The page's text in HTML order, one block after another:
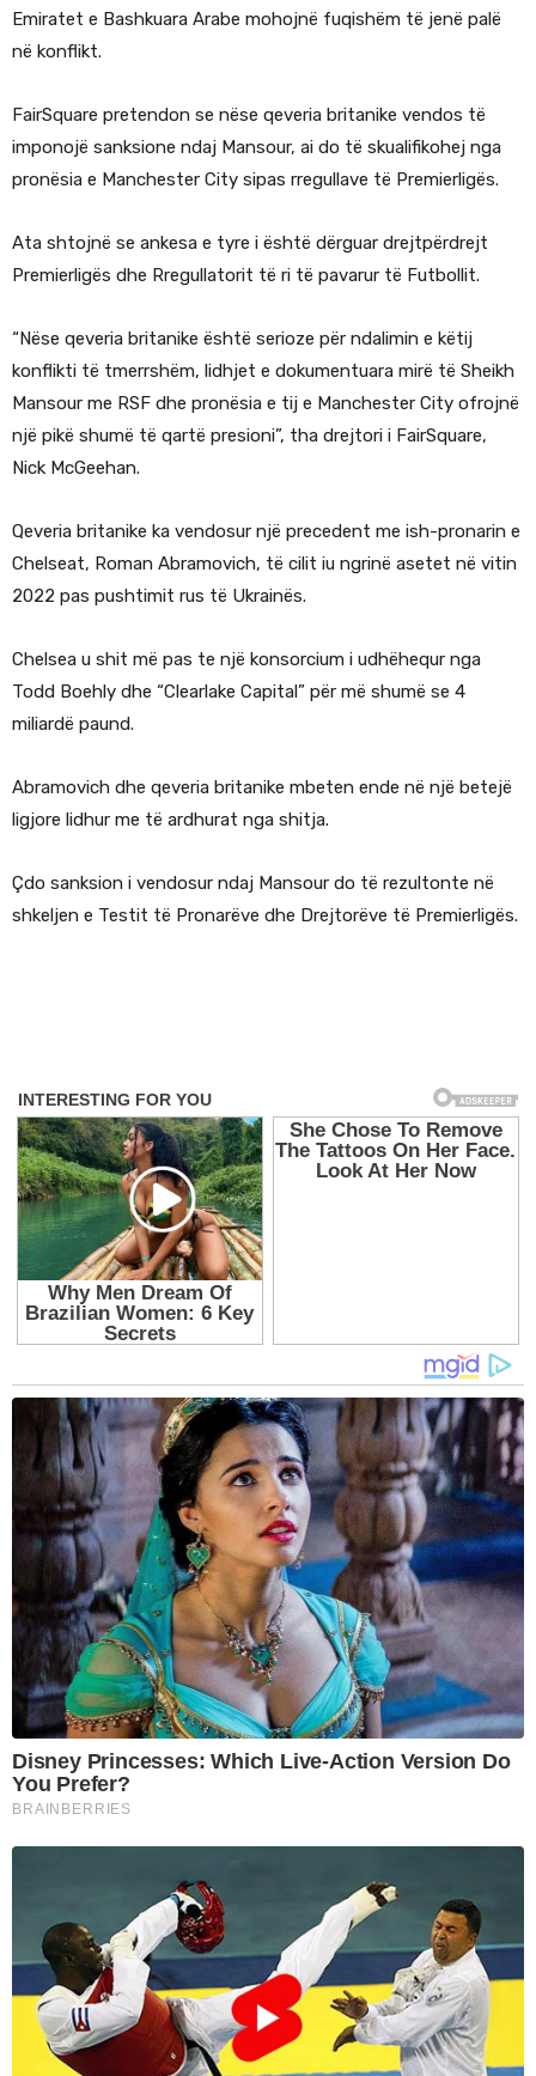
Emiratet e Bashkuara Arabe mohojnë fuqishëm të jenë palë
në konflikt.
FairSquare pretendon se nëse qeveria britanike vendos të
imponojë sanksione ndaj Mansour, ai do të skualifikohej nga
pronësia e Manchester City sipas rregullave të Premierligës.
Ata shtojnë se ankesa e tyre i është dërguar drejtpërdrejt
Premierligës dhe Rregullatorit të ri të pavarur të Futbollit.
“Nëse qeveria britanike është serioze për ndalimin e këtij
konflikti të tmerrshëm, lidhjet e dokumentuara mirë të Sheikh
Mansour me RSF dhe pronësia e tij e Manchester City ofrojnë
një pikë shumë të qartë presioni”, tha drejtori i FairSquare,
Nick McGeehan.
Qeveria britanike ka vendosur një precedent me ish-pronarin e
Chelseat, Roman Abramovich, të cilit iu ngrinë asetet në vitin
2022 pas pushtimit rus të Ukrainës.
Chelsea u shit më pas te një konsorcium i udhëhequr nga
Todd Boehly dhe “Clearlake Capital” për më shumë se 4
miliardë paund.
Abramovich dhe qeveria britanike mbeten ende në një betejë
ligjore lidhur me të ardhurat nga shitja.
Çdo sanksion i vendosur ndaj Mansour do të rezultonte në
shkeljen e Testit të Pronarëve dhe Drejtorëve të Premierligës.